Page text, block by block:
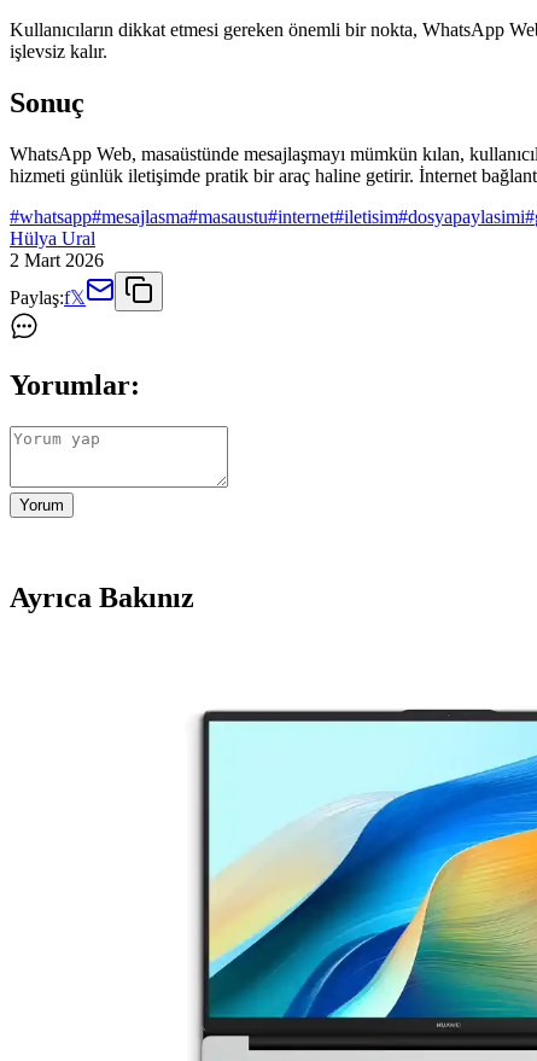
Kullanıcıların dikkat etmesi gereken önemli bir nokta, WhatsApp
işlevsiz kalır.
Sonuç
WhatsApp Web, masaüstünde mesajlaşmayı mümkün kılan,
hizmeti günlük iletişimde pratik bir araç haline getirir. İnternet
#whatsapp#mesajlasma#masaustu#internet#iletisim#dosyapaylasimi#
Hülya Ural
2 Mart 2026
Paylaş:f𝕏
Yorumlar:
Yorum
Ayrıca Bakınız
WhatsApp Web, QR kod ile hızlı erişim sağlayarak masaüstünde
WhatsApp Hesap Kısıtlamaları ve Huawei
WhatsApp hesap kısıtlamaları ve Huawei telefonlarda yaşanan
WhatsApp Kullanımı ve Hesap Güvenliği 2025
WhatsApp'ta hesap engellemeleri ve yükleme sorunlarıyla
WhatsApp Web'in Temel Özellikleri ve Kullanım
WhatsApp Web, mobil ve masaüstü arasında güvenli ve pratik
WhatsApp: Güvenli ve Çok Yönlü İletişim Sağlayan